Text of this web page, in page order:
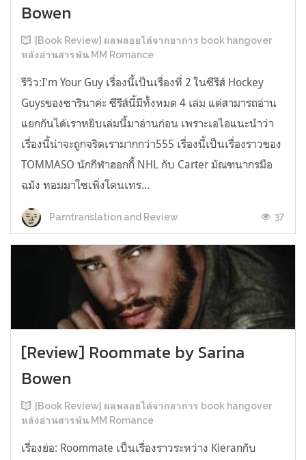
Bowen
[Book Review] ผลพลอยได้จากอาการ book hangover
หลังอ่านสารพัน MM Romance
รีวิว:I'm Your Guy เรื่องนี้เป็นเรื่องที่ 2 ในซีรีส์ Hockey
Guysของซารินาค่ะ ซีรีส์นี้มีทั้งหมด 4 เล่ม แต่สามารถอ่าน
แยกกันได้เราหยิบเล่มนี้มาอ่านก่อน เพราะเอไอแนะนำว่า
เรื่องนี้น่าจะถูกจริตเรามากกว่า555 เรื่องนี้เป็นเรื่องราวของ
TOMMASO นักกีฬาฮอกกี้ NHL กับ Carter มัณฑนากรมือ
ฉมัง ทอมมาโซเพิ่งโดนเทร...
Parntranslation and Review 37
[Review] Roommate by Sarina
Bowen
[Book Review] ผลพลอยได้จากอาการ book hangover
หลังอ่านสารพัน MM Romance
เรื่องย่อ: Roommate เป็นเรื่องราวระหว่าง Kieranกับ